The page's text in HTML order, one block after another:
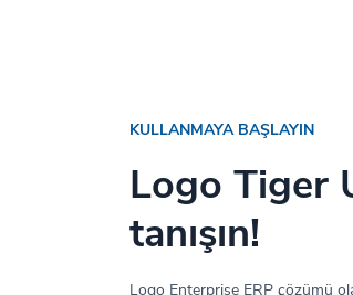
KULLANMAYA BAŞLAYIN
Logo Tiger
tanışın!
Logo Enterprise ERP çözümü